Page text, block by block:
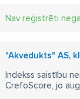
Nav reģistrēti
"Akvedukts" AS,
Indekss saistību
CrefoScore, jo